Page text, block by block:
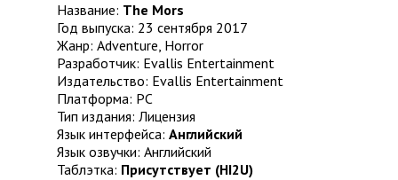
Название: The Mors
Год выпуска: 23 сентября 2017
Жанр: Adventure, Horror
Разработчик: Evallis Entertainment
Издательство: Evallis Entertainment
Платформа: PC
Тип издания: Лицензия
Язык интерфейса: Английский
Язык озвучки: Английский
Таблэтка: Присутствует (HI2U)